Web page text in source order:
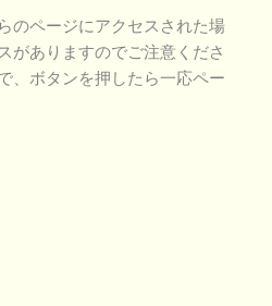
のページにアクセスされた場
がありますのでご注意くださ
、ボタンを押したら一応ペー